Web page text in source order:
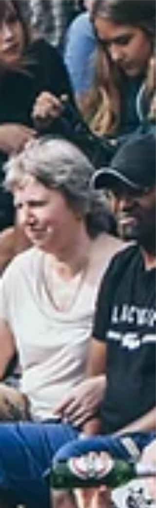
Mehrheit von über 70 Prozent Nein, im
Baselbiet sind es ebenfalls 55 Prozent.
Damit stellt sich die Region Basel
geschlossen hinter den bewährten
Bilateralen Weg und eine enge
Zusammenarbeit mit Europa.